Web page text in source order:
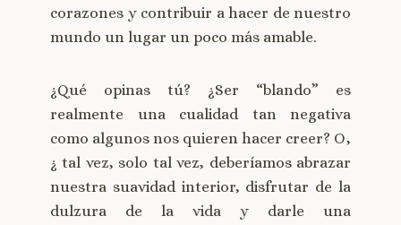
corazones y contribuir a hacer de nuestro
mundo un lugar un poco más amable.
¿Qué opinas tú? ¿Ser “blando” es
realmente una cualidad tan negativa
como algunos nos quieren hacer creer? O,
¿ tal vez, solo tal vez, deberíamos abrazar
nuestra suavidad interior, disfrutar de la
dulzura de la vida y darle una